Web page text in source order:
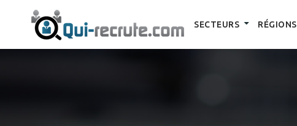
SECTEURS RÉGIONS